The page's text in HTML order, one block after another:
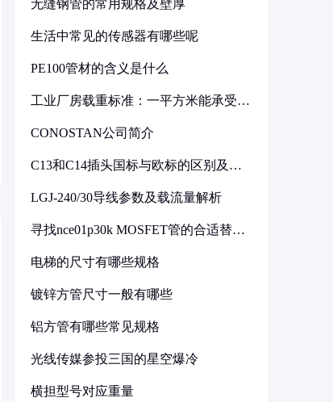
无缝钢管的常用规格及壁厚
生活中常见的传感器有哪些呢
PE100管材的含义是什么
工业厂房载重标准：一平方米能承受多
CONOSTAN公司简介
C13和C14插头国标与欧标的区别及其
LGJ-240/30导线参数及载流量解析
寻找nce01p30k MOSFET管的合适替代
电梯的尺寸有哪些规格
镀锌方管尺寸一般有哪些
铝方管有哪些常见规格
光线传媒参投三国的星空爆冷
横担型号对应重量